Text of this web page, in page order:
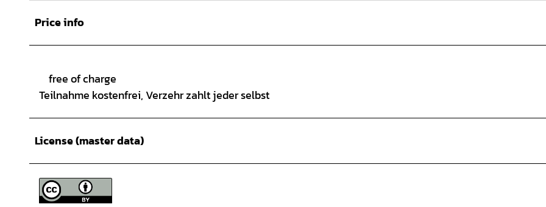
Price info
free of charge
Teilnahme kostenfrei, Verzehr zahlt jeder selbst
License (master data)